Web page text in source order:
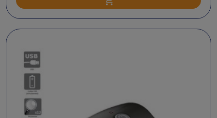
Ajouter au panier